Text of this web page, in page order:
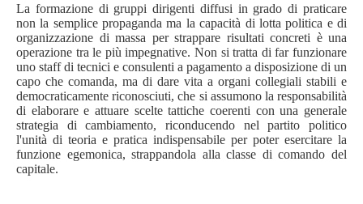
La formazione di gruppi dirigenti diffusi in grado di praticare
non la semplice propaganda ma la capacità di lotta politica e di
organizzazione di massa per strappare risultati concreti è una
operazione tra le più impegnative. Non si tratta di far funzionare
uno staff di tecnici e consulenti a pagamento a disposizione di un
capo che comanda, ma di dare vita a organi collegiali stabili e
democraticamente riconosciuti, che si assumono la responsabilità
di elaborare e attuare scelte tattiche coerenti con una generale
strategia di cambiamento, riconducendo nel partito politico
l'unità di teoria e pratica indispensabile per poter esercitare la
funzione egemonica, strappandola alla classe di comando del
capitale.